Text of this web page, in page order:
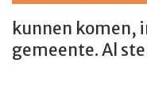
kunnen komen,
gemeente. Al